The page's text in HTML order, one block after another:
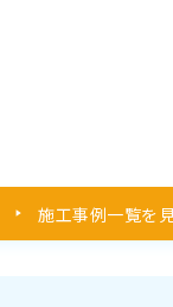
施工事例一覧を